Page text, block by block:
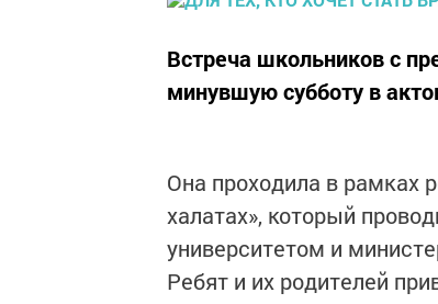
Встреча школьников с
минувшую субботу в
Она проходила в рамках
халатах», который
университетом и
Ребят и их родителей